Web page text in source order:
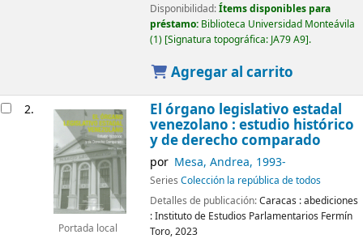
Disponibilidad:Ítems disponibles para
préstamo: Biblioteca Universidad Monteávila
(1) Signatura topográfica: JA79 A9 .
Agregar al carrito
2.
Portada local
El órgano legislativo estadal
venezolano : estudio histórico
y de derecho comparado
por Mesa, Andrea, 1993-
Series Colección la república de todos
Detalles de publicación:Caracas :abediciones
: Instituto de Estudios Parlamentarios Fermín
Toro,2023